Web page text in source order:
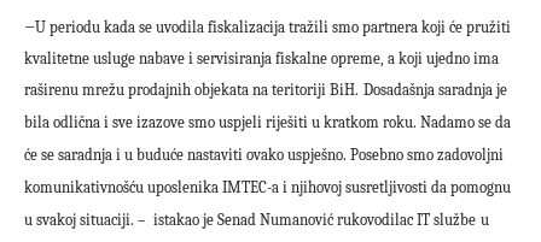
–U periodu kada se uvodila fiskalizacija tražili smo partnera koji će pružiti
kvalitetne usluge nabave i servisiranja fiskalne opreme, a koji ujedno ima
raširenu mrežu prodajnih objekata na teritoriji BiH. Dosadašnja saradnja je
bila odlična i sve izazove smo uspjeli riješiti u kratkom roku. Nadamo se da
će se saradnja i u buduće nastaviti ovako uspješno. Posebno smo zadovoljni
komunikativnošću uposlenika IMTEC-a i njihovoj susretljivosti da pomognu
u svakoj situaciji. – istakao je Senad Numanović rukovodilac IT službe u